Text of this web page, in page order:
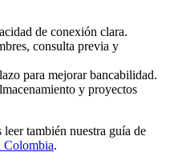
de conexión clara.
consulta previa y
para mejorar bancabilidad.
y proyectos
también nuestra guía de
Colombia.